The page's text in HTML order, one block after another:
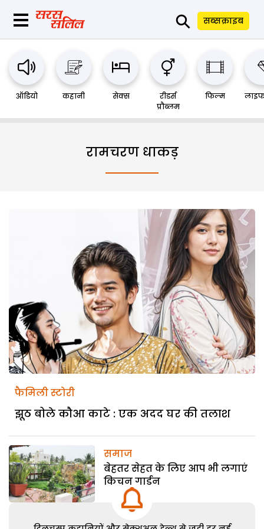
⚲ सब्सक्राइब
ऑडियो कहानी सेक्स
रीडर्स
प्रौब्लम
फिल्म
रामचरण धाकड़
फैमिली स्टोरी
झूठ बोले कौआ काटे : एक अदद घर की तलाश
समाज
बेहतर सेहत के लिए आप भी लगाएं
किचन गार्डन